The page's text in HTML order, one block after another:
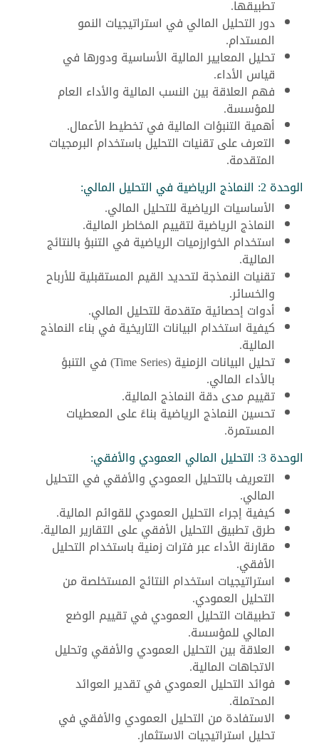
تطبيقها.
دور التحليل المالي في استراتيجيات النمو
المستدام.
تحليل المعايير المالية الأساسية ودورها في
قياس الأداء.
فهم العلاقة بين النسب المالية والأداء العام
للمؤسسة.
أهمية التنبؤات المالية في تخطيط الأعمال.
التعرف على تقنيات التحليل باستخدام البرمجيات
المتقدمة.
الوحدة 2: النماذج الرياضية في التحليل المالي:
الأساسيات الرياضية للتحليل المالي.
النماذج الرياضية لتقييم المخاطر المالية.
استخدام الخوارزميات الرياضية في التنبؤ بالنتائج
المالية.
تقنيات النمذجة لتحديد القيم المستقبلية للأرباح
والخسائر.
أدوات إحصائية متقدمة للتحليل المالي.
كيفية استخدام البيانات التاريخية في بناء النماذج
المالية.
تحليل البيانات الزمنية (Time Series) في التنبؤ
بالأداء المالي.
تقييم مدى دقة النماذج المالية.
تحسين النماذج الرياضية بناءً على المعطيات
المستمرة.
الوحدة 3: التحليل المالي العمودي والأفقي:
التعريف بالتحليل العمودي والأفقي في التحليل
المالي.
كيفية إجراء التحليل العمودي للقوائم المالية.
طرق تطبيق التحليل الأفقي على التقارير المالية.
مقارنة الأداء عبر فترات زمنية باستخدام التحليل
الأفقي.
استراتيجيات استخدام النتائج المستخلصة من
التحليل العمودي.
تطبيقات التحليل العمودي في تقييم الوضع
المالي للمؤسسة.
العلاقة بين التحليل العمودي والأفقي وتحليل
الاتجاهات المالية.
فوائد التحليل العمودي في تقدير العوائد
المحتملة.
الاستفادة من التحليل العمودي والأفقي في
تحليل استراتيجيات الاستثمار.